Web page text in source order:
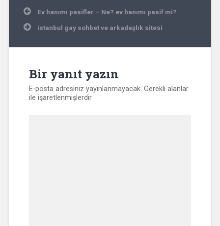
Yazı
Ev hanımı pasifler – Ne? ev hanımı pasif mi?
istanbul gay sohbet ve arkadaşlık sitesi
Bir yanıt yazın
E-posta adresiniz yayınlanmayacak. Gerekli alanlar
ile işaretlenmişlerdir